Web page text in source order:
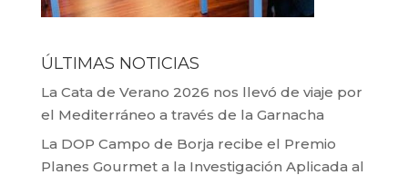
ÚLTIMAS NOTICIAS
La Cata de Verano 2026 nos llevó de viaje por
el Mediterráneo a través de la Garnacha
La DOP Campo de Borja recibe el Premio
Planes Gourmet a la Investigación Aplicada al